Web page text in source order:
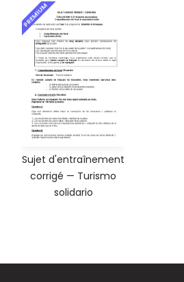
PREMIUM
Sujet d'entraînement
corrigé — Turismo
solidario